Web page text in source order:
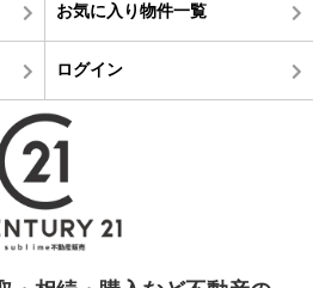
お気に入り物件一覧
ログイン